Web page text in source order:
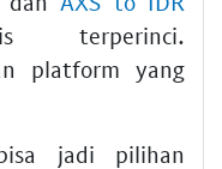
terperinci.
platform yang
jadi pilihan